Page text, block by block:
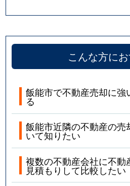
こんな方に
飯能市で不動産売却に強
る
飯能市近隣の不動産の売
いて知りたい
複数の不動産会社に不動
見積もりして比較したい